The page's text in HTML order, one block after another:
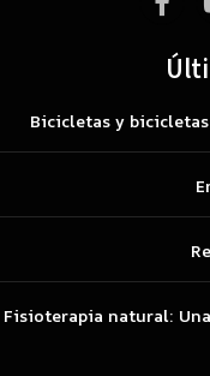
Bicicletas y
Fisioterapia natural: